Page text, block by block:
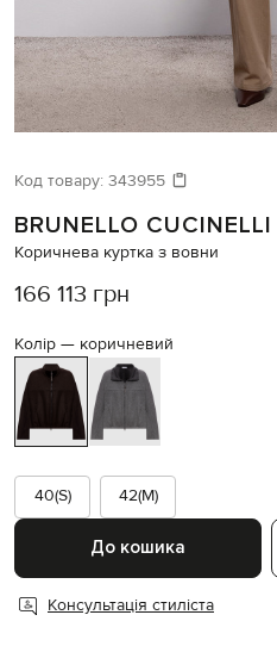
Давайте підберемо щось ще
Код товару: 343955
BRUNELLO CUCINELLI
Коричнева куртка з вовни
166 113 грн
Колір — коричневий
40(S)
42(M)
До кошика
Консультація стиліста